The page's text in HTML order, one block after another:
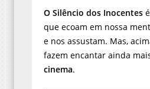
O Silêncio dos Inocentes
que ecoam em nossa
e nos assustam. Mas,
fazem encantar ainda
cinema.